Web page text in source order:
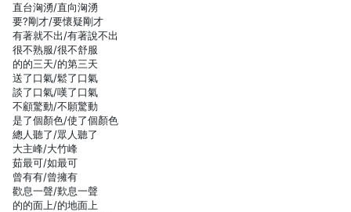
直台洶湧/直向洶湧
要?剛才/要懷疑剛才
有著就不出/有著說不出
很不熟服/很不舒服
的的三天/的第三天
送了口氣/鬆了口氣
談了口氣/嘆了口氣
不顧驚動/不願驚動
是了個顏色/使了個顏色
總人聽了/眾人聽了
大主峰/大竹峰
茹最可/如最可
曾有有/曾擁有
歡息一聲/歎息一聲
的的面上/的地面上